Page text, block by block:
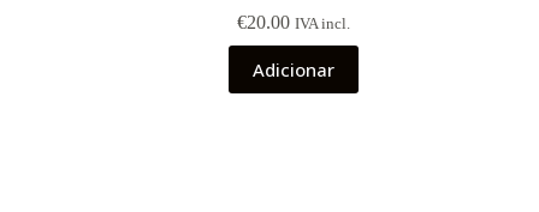
€20.00 IVA incl.
Adicionar